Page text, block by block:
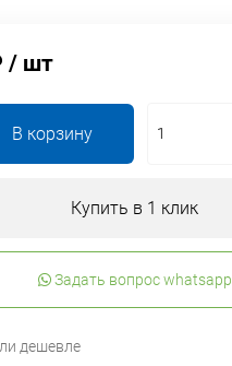
/ шт
В корзину
Купить в 1 клик
Задать вопрос whatsapp
дешевле